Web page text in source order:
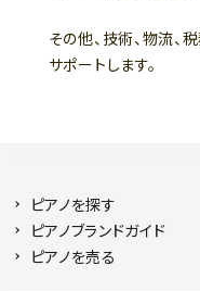
その他、技術、物流、
サポートします。
ピアノを探す
ピアノブランドガイド
ピアノを売る